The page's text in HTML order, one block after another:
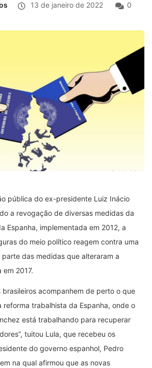
13 de janeiro de 2022 0
pública do ex-presidente Luiz Inácio
a revogação de diversas medidas da
Espanha, implementada em 2012, a
do meio político reagem contra uma
das medidas que alteraram a
em 2017.
brasileiros acompanhem de perto o que
reforma trabalhista da Espanha, onde o
está trabalhando para recuperar
tuitou Lula, que recebeu os
do governo espanhol, Pedro
na qual afirmou que as novas